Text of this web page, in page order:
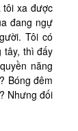
tôi xa được
đang ngự
Tôi có
tây, thì đấy
năng
Bóng đêm
Nhưng đối